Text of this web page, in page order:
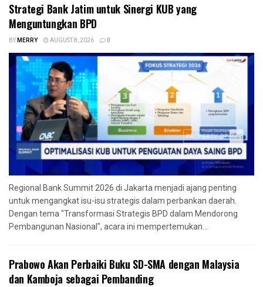
Strategi Bank Jatim untuk Sinergi KUB yang
Menguntungkan BPD
BYMERRY AUGUST 8, 2026 0
Regional Bank Summit 2026 di Jakarta menjadi ajang penting
untuk mengangkat isu-isu strategis dalam perbankan daerah.
Dengan tema "Transformasi Strategis BPD dalam Mendorong
Pembangunan Nasional", acara ini mempertemukan...
Prabowo Akan Perbaiki Buku SD-SMA dengan Malaysia
dan Kamboja sebagai Pembanding